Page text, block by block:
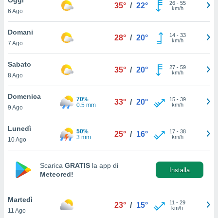
è
al sito
di
ci
di
il
un
la
nella
6 Ago
35° / 22° 26- 55
km/h
Domani
7 Ago
28° / 20° 14- 33
km/h
Sabato
8 Ago
35° / 20° 27- 59
km/h
Domenica
9 Ago
70%
0.5 mm
33° / 20° 15- 39
km/h
Lunedì
10 Ago
50%
3 mm
25° / 16° 17- 38
km/h
Scarica GRATIS la app di
Meteored!
Installa
Martedì
11 Ago
23° / 15° 11 - 29
km/h